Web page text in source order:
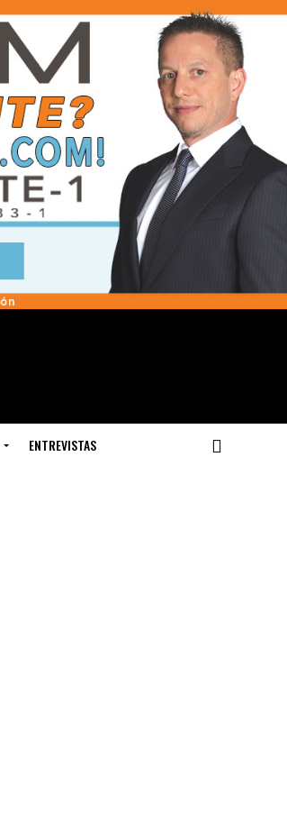
ENTREVISTAS